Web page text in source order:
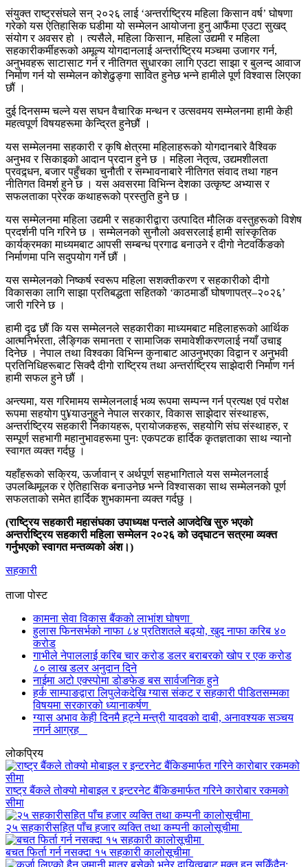
संयुक्त राष्ट्रसंघले सन् २०२६ लाई ‘अन्तर्राष्ट्रिय महिला किसान वर्ष’ घोषणा
गरेको यस ऐतिहासिक घडीमा यो सम्मेलन आयोजना हुनु आफैंमा एउटा सुखद्
संयोग र अवसर हो । त्यसैले, महिला किसान, महिला उद्यमी र महिला
सहकारीकर्मीहरूको अमूल्य योगदानलाई अन्तर्राष्ट्रिय मञ्चमा उजागर गर्न,
अनुभवहरू साटासाट गर्न र नीतिगत सुधारका लागि एउटा साझा र बुलन्द आवाज
निर्माण गर्न यो सम्मेलन कोशेढुङ्गा सावित हुनेछ भन्ने हामीले पूर्ण विश्वास लिएका
छौं ।
दुई दिनसम्म चल्ने यस सघन वैचारिक मन्थन र उत्सवमय सम्मेलनमा हामी केही
महत्वपूर्ण विषयहरूमा केन्द्रित हुनेछौं ।
यस सम्मेलनमा सहकारी र कृषि क्षेत्रमा महिलाहरूको योगदानबारे वैश्विक
अनुभव र सिकाइको आदान प्रदान हुने छ । महिला नेतृत्व, उद्यमशीलता
प्रवद्र्धन, बजार पहुँचका चुनौती र सम्भावनाबारे नीतिगत संवाद तथा गहन
नीतिगत विमर्श हुने छ । यस अवसरमा विभिन्न देशका उत्कृष्ट अभ्यास र
सफलताका प्रेरक कथाहरूको प्रस्तुति हुने छ ।
यस सम्मेलनमा महिला उद्यमी र सहकारीद्वारा उत्पादित मौलिक वस्तुहरूको विशेष
प्रदर्शनी पनि गरिने छ । सम्मेलनको सुनौलो अवसरलाई हामी सांस्कृतिक
कार्यक्रमका माध्यमबाट आपसी सम्बन्ध प्रगाढ बनाउने र दीगो नेटवर्किङको
निर्माणमा पनि सदुपयोग गर्ने छौं ।
यस सम्मेलनको निष्कर्ष स्वरूप महिला सशक्तीकरण र सहकारीको दीगो
विकासका लागि साझा प्रतिबद्धता सहितको ‘काठमाडौं घोषणापत्र–२०२६’
जारी गरिने छ ।
हामी दृढ छौं कि यस सम्मेलनले सहकारीका माध्यमबाट महिलाहरूको आर्थिक
आत्मनिर्भरता, लैङ्गिक समानता र सामाजिक समावेशीकरणलाई नयाँ उचाइ
दिनेछ । नेपाल तथा विश्वका विभिन्न कुनाबाट आउनुभएका विद्वान र अनुभवी
प्रतिनिधिहरूबाट सिक्दै दीगो राष्ट्रिय तथा अन्तर्राष्ट्रिय साझेदारी निर्माण गर्न
हामी सफल हुने छौं ।
अन्त्यमा, यस गरिमामय सम्मेलनलाई भव्य रूपमा सम्पन्न गर्न प्रत्यक्ष एवं परोक्ष
रूपमा सहयोग पु¥याउनुहुने नेपाल सरकार, विकास साझेदार संस्थाहरू,
अन्तर्राष्ट्रिय सहकारी निकायहरू, प्रायोजकहरू, सहयोगि संघ संस्थाहरु, र
सम्पूर्ण सहभागी महानुभावहरूमा पुनः एकपटक हार्दिक कृतज्ञताका साथ न्यानो
स्वागत व्यक्त गर्दछु ।
यहाँहरूको सक्रिय, ऊर्जावान् र अर्थपूर्ण सहभागिताले यस सम्मेलनलाई
उपलब्धिमूलक र ऐतिहासिक बनाउनेछ भन्ने विश्वासका साथ सम्मेलनको पूर्ण
सफलताको समेत हार्दिक शुभकामना व्यक्त गर्दछु ।
(राष्ट्रिय सहकारी महासंघका उपाध्यक्ष पन्तले आजदेखि सुरु भएको
अन्तर्राष्ट्रिय सहकारी महिला सम्मेलन २०२६ को उद्घाटन सत्रमा व्यक्त
गर्नुभएको स्वागत मन्तव्यको अंश।)
सहकारी
ताजा पोस्ट
कामना सेवा विकास बैंकको लाभांश घोषणा
हुलास फिनसर्भको नाफा ८४ प्रतिशतले बढ्यो, खुद नाफा करिब ४०
करोड
गाभीले नेपाललाई करिब चार करोड डलर बराबरको खोप र एक करोड
८० लाख डलर अनुदान दिने
नाईमा अटो एक्स्पोमा डोङफेङ बस सार्वजनिक हुने
हर्क साम्पाङद्वारा लिपुलेकदेखि ग्यास संकट र सहकारी पीडितसम्मका
विषयमा सरकारको ध्यानाकर्षण
ग्यास अभाव केही दिनमै हट्ने मन्त्री यादवको दाबी, अनावश्यक सञ्चय
नगर्न आग्रह
लोकप्रिय
राष्ट्र बैंकले तोक्यो मोबाइल र इन्टरनेट बैंकिङमार्फत गरिने कारोबार रकमको
सीमा
२५ सहकारीसहित पाँच हजार व्यक्ति तथा कम्पनी कालोसूचीमा
बचत फिर्ता गर्न नसक्दा १५ सहकारी कालोसूचीमा